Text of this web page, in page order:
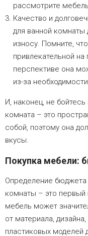
рассмотрите
Качество и
для ванной комнаты
износу. Помните,
привлекательной
перспективе она
из-за
И, наконец, не
комната – это
собой, поэтому она
вкусы.
Покупка мебели:
Определение бюджета
комнаты – это
мебель может
от материала,
пластиковых моделей